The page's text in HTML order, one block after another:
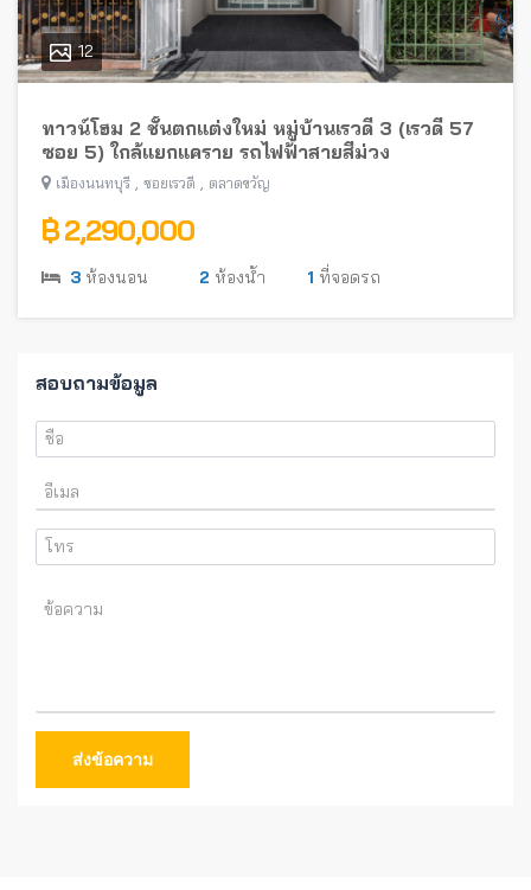
12
ทาวน์โฮม 2 ชั้นตกแต่งใหม่ หมู่บ้านเรวดี 3 (เรวดี 57
ซอย 5) ใกล้แยกแคราย รถไฟฟ้าสายสีม่วง
เมืองนนทบุรี , ซอยเรวดี , ตลาดขวัญ
฿ 2,290,000
3 ห้องนอน 2 ห้องน้ำ 1 ที่จอดรถ
สอบถามข้อมูล
ส่งข้อความ